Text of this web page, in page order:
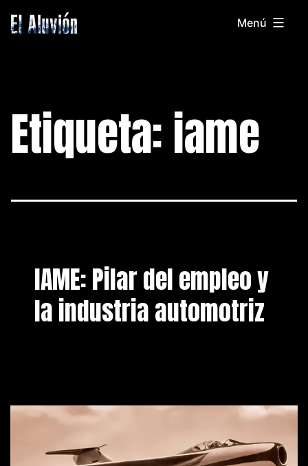
Saltar
El
Menú
Etiqueta:iame
IAME: Pilar del empleo y
la industria automotriz